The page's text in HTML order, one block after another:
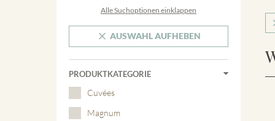
Alle Suchoptionen einklappen
AUSWAHL AUFHEBEN
PRODUKTKATEGORIE
Cuvées
Magnum